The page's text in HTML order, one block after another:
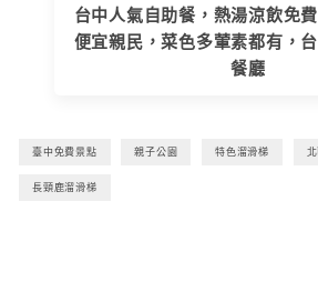
台中人氣自助餐，熱湯涼飲免
便宜親民，菜色多葷素都有，
餐廳
臺中免費景點 親子公園 特色溜滑梯
長頸鹿溜滑梯